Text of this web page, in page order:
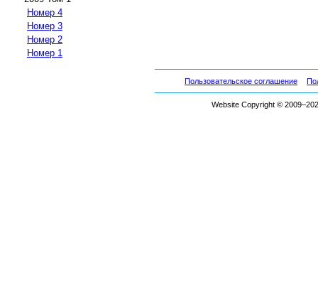
Номер 4
Номер 3
Номер 2
Номер 1
Пользовательское соглашение
Website Copyright ©